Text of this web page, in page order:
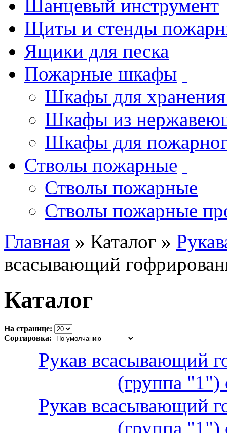
Шанцевый инструмент
Щиты и стенды
Ящики для песка
Пожарные шкафы
Шкафы для хранения
Шкафы из
Шкафы для
Стволы пожарные
Стволы пожарные
Стволы пожарные
Главная » Каталог »
всасывающий
Каталог
На странице:
Сортировка:
Рукав всасывающий
(группа "1")
Рукав всасывающий
(группа "1")